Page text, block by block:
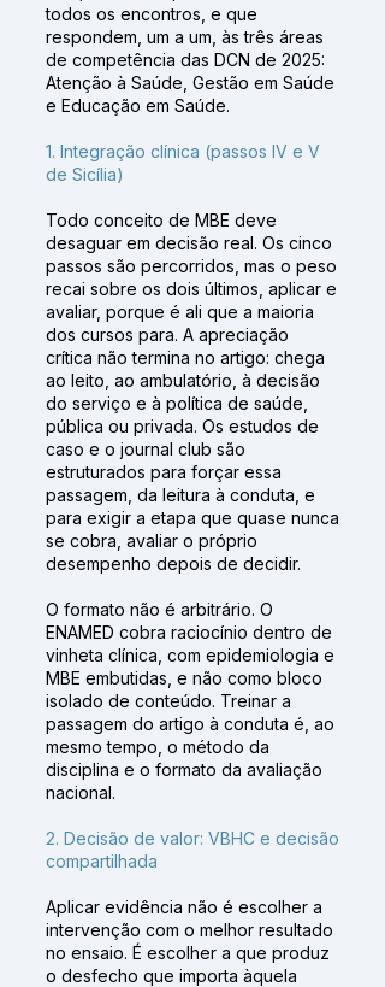
todos os encontros, e que
respondem, um a um, às três áreas
de competência das DCN de 2025:
Atenção à Saúde, Gestão em Saúde
e Educação em Saúde.
1. Integração clínica (passos IV e V
de Sicília)
Todo conceito de MBE deve
desaguar em decisão real. Os cinco
passos são percorridos, mas o peso
recai sobre os dois últimos, aplicar e
avaliar, porque é ali que a maioria
dos cursos para. A apreciação
crítica não termina no artigo: chega
ao leito, ao ambulatório, à decisão
do serviço e à política de saúde,
pública ou privada. Os estudos de
caso e o journal club são
estruturados para forçar essa
passagem, da leitura à conduta, e
para exigir a etapa que quase nunca
se cobra, avaliar o próprio
desempenho depois de decidir.
O formato não é arbitrário. O
ENAMED cobra raciocínio dentro de
vinheta clínica, com epidemiologia e
MBE embutidas, e não como bloco
isolado de conteúdo. Treinar a
passagem do artigo à conduta é, ao
mesmo tempo, o método da
disciplina e o formato da avaliação
nacional.
2. Decisão de valor: VBHC e decisão
compartilhada
Aplicar evidência não é escolher a
intervenção com o melhor resultado
no ensaio. É escolher a que produz
o desfecho que importa àquela